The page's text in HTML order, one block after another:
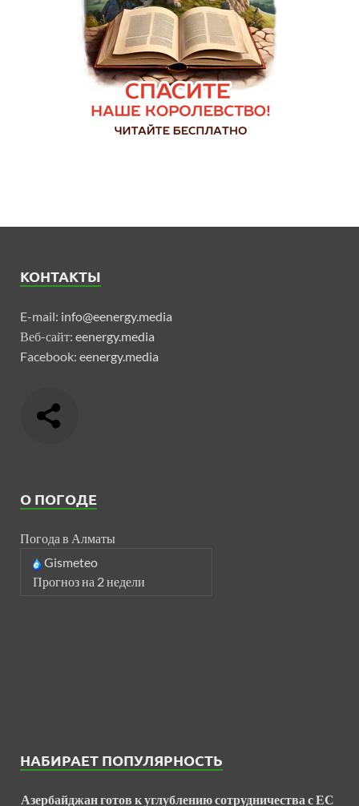
КОНТАКТЫ
E-mail: info@eenergy.media
Веб-сайт: eenergy.media
Facebook: eenergy.media
О ПОГОДЕ
Погода в Алматы
Gismeteo
Прогноз на 2 недели
НАБИРАЕТ ПОПУЛЯРНОСТЬ
Азербайджан готов к углублению сотрудничества с ЕС